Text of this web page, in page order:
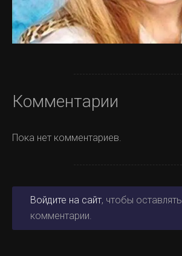
Комментарии
Пока нет комментариев.
Войдите на сайт, чтобы оставлять
комментарии.